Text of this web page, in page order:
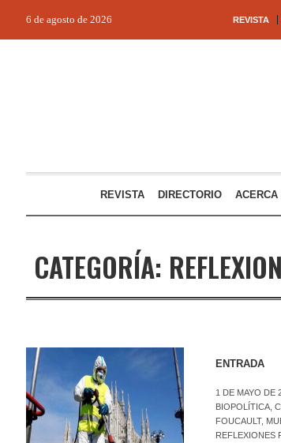
REVISTA
6 de agosto de 2026
REVISTA DIRECTORIO ACERCA
CATEGORÍA:
ENTRADA
1 DE MAYO DE
BIOPOLÍTICA,
FOUCAULT,
REFLEXIONES